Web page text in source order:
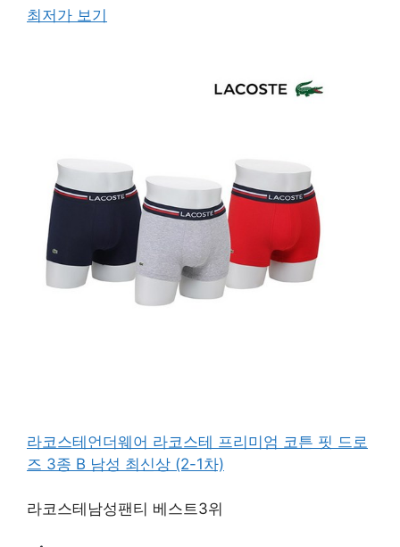
최저가 보기
라코스테언더웨어 라코스테 프리미엄 코튼 핏 드로
즈 3종 B 남성 최신상 (2-1차)
라코스테남성팬티 베스트3위